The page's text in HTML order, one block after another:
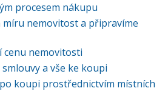
procesem nákupu
míru nemovitost a připravíme
cenu nemovitosti
a vše ke koupi
koupi prostřednictvím místních